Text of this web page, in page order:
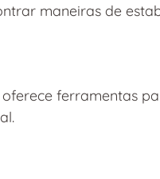
maneiras de
ferramentas